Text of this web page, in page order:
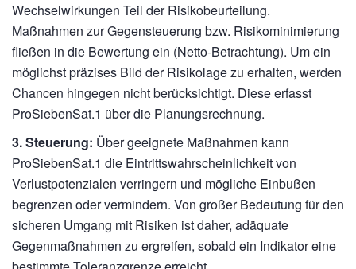
Wechselwirkungen Teil der Risikobeurteilung.
Maßnahmen zur Gegensteuerung bzw. Risikominimierung
fließen in die Bewertung ein (Netto-Betrachtung). Um ein
möglichst präzises Bild der Risikolage zu erhalten, werden
Chancen hingegen nicht berücksichtigt. Diese erfasst
ProSiebenSat.1 über die Planungsrechnung.
3. Steuerung: Über geeignete Maßnahmen kann
ProSiebenSat.1 die Eintrittswahrscheinlichkeit von
Verlustpotenzialen verringern und mögliche Einbußen
begrenzen oder vermindern. Von großer Bedeutung für den
sicheren Umgang mit Risiken ist daher, adäquate
Gegenmaßnahmen zu ergreifen, sobald ein Indikator eine